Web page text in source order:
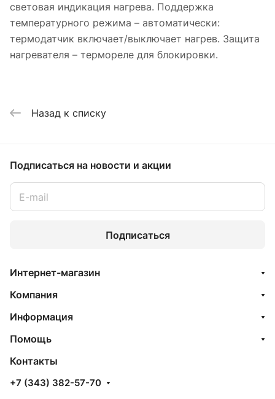
световая индикация нагрева. Поддержка
температурного режима – автоматически:
термодатчик включает/выключает нагрев. Защита
нагревателя – термореле для блокировки.
Назад к списку
Подписаться на новости и акции
Подписаться
Интернет-магазин
Компания
Информация
Помощь
Контакты
+7 (343) 382-57-70